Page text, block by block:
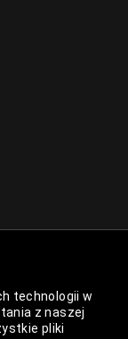
technologii w
z naszej
pliki